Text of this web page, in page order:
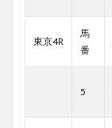
東京4R
馬
番
5